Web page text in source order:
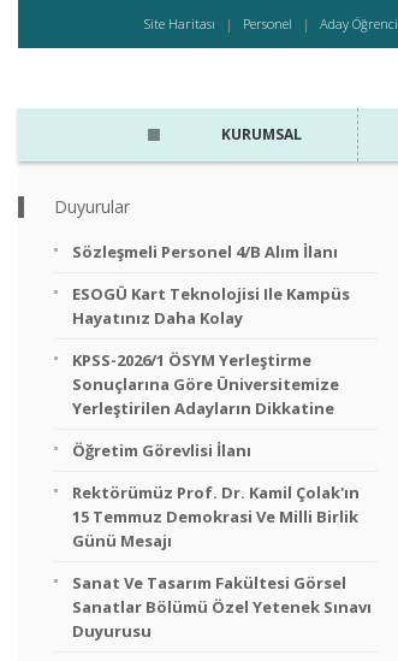
Site Haritası Personel Aday Öğrenci
KURUMSAL
Duyurular
Sözleşmeli Personel 4/B Alım İlanı
ESOGÜ Kart Teknolojisi Ile Kampüs
Hayatınız Daha Kolay
KPSS-2026/1 ÖSYM Yerleştirme
Sonuçlarına Göre Üniversitemize
Yerleştirilen Adayların Dikkatine
Öğretim Görevlisi İlanı
Rektörümüz Prof. Dr. Kamil Çolak'ın
15 Temmuz Demokrasi Ve Milli Birlik
Günü Mesajı
Sanat Ve Tasarım Fakültesi Görsel
Sanatlar Bölümü Özel Yetenek Sınavı
Duyurusu